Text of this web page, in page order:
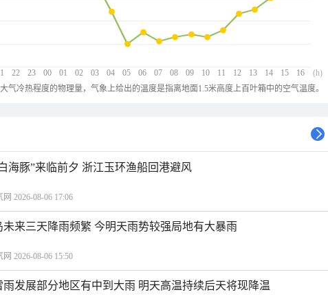
22 23 00 01 02 03 04 05 06 07 08 09 10 11 12 13 14 15 16 (h)
气冷热程度的物理量，气象上给出的温度是指离地面1.5米高度上百叶箱中的空气温度。
海豚”来临前夕 浙江玉环渔船回港避风
网 2026-08-06 17:06
未来三天降雨频繁 今明天雨势较强局地有大暴雨
网 2026-08-06 15:50
雨发展部分地区有中到大雨 明天高温持续后天将现降温